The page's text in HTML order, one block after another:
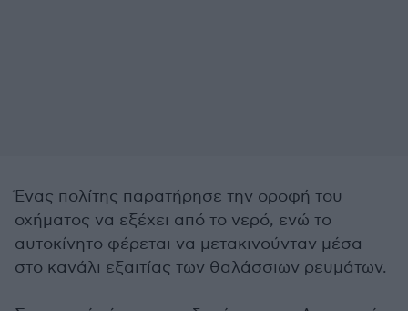
Ένας πολίτης παρατήρησε την οροφή του
οχήματος να εξέχει από το νερό, ενώ το
αυτοκίνητο φέρεται να μετακινούνταν μέσα
στο κανάλι εξαιτίας των θαλάσσιων ρευμάτων.